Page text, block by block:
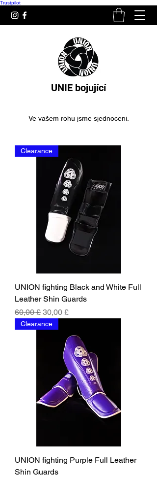
Trustpilot
UNIE bojující
Ve vašem rohu jsme sjednoceni.
Clearance
UNION fighting Black and White Full
Leather Shin Guards
Běžná cena
60,00 £ Zvýhodněná cena
30,00 £
Clearance
UNION fighting Purple Full Leather
Shin Guards